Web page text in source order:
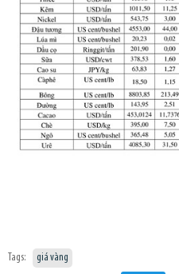
Tags: giá vàng